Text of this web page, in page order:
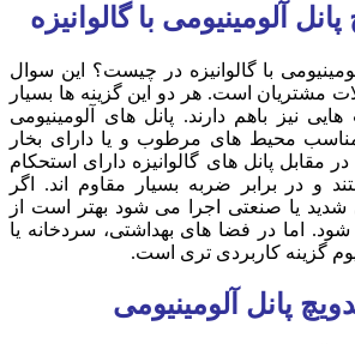
آلومینیومی با گالوانیزه
با گالوانیزه در چیست؟ این سوال
مشتریان است. هر دو این گزینه ها بسیار
نیز باهم دارند. پانل های آلومینیومی
محیط های مرطوب و یا دارای بخار
مقابل پانل های گالوانیزه دارای استحکام
و در برابر ضربه بسیار مقاوم اند. اگر
یا صنعتی اجرا می شود بهتر است از
شود. اما در فضا های بهداشتی، سردخانه یا
گزینه کاربردی تری است.
پانل آلومینیومی